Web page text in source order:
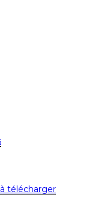
télécharger